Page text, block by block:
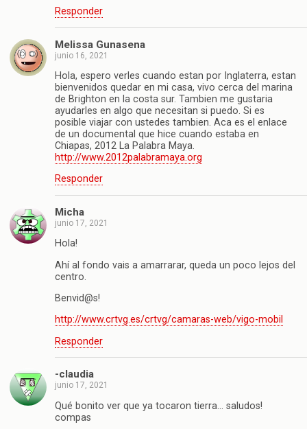
Responder
Melissa Gunasena
junio 16, 2021
Hola, espero verles cuando estan por Inglaterra, estan
bienvenidos quedar en mi casa, vivo cerca del marina
de Brighton en la costa sur. Tambien me gustaria
ayudarles en algo que necesitan si puedo. Si es
posible viajar con ustedes tambien. Aca es el enlace
de un documental que hice cuando estaba en
Chiapas, 2012 La Palabra Maya.
http://www.2012palabramaya.org
Responder
Micha
junio 17, 2021
Hola!
Ahí al fondo vais a amarrarar, queda un poco lejos del
centro.
Benvid@s!
http://www.crtvg.es/crtvg/camaras-web/vigo-mobil
Responder
-claudia
junio 17, 2021
Qué bonito ver que ya tocaron tierra… saludos!
compas